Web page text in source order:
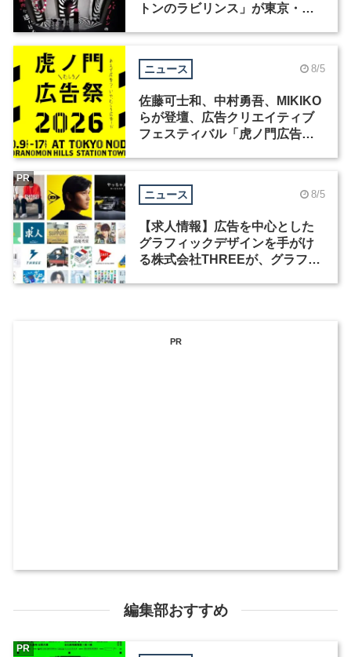
トンのラビリンス」が東京・豊
ニュース 8/5
佐藤可士和、中村勇吾、MIKIKO
らが登壇、広告クリエイティブ
フェスティバル「虎ノ門広告
ニュース 8/5
【求人情報】広告を中心とした
グラフィックデザインを手がけ
る株式会社THREEが、グラフィ
PR
PR
編集部おすすめ
PR